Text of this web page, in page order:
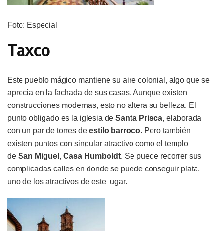
Foto: Especial
Taxco
Este pueblo mágico mantiene su aire colonial, algo que se
aprecia en la fachada de sus casas. Aunque existen
construcciones modernas, esto no altera su belleza. El
punto obligado es la iglesia de Santa Prisca, elaborada
con un par de torres de estilo barroco. Pero también
existen puntos con singular atractivo como el templo
de San Miguel , Casa Humboldt. Se puede recorrer sus
complicadas calles en donde se puede conseguir plata,
uno de los atractivos de este lugar.